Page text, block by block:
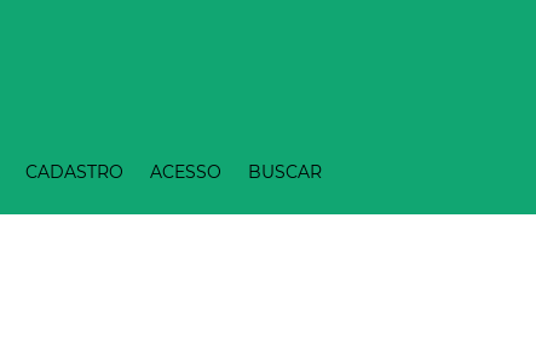
CADASTRO ACESSO BUSCAR